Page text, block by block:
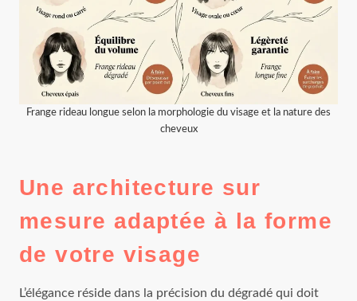
Frange rideau longue selon la morphologie du visage et la nature des
cheveux
Une architecture sur
mesure adaptée à la forme
de votre visage
L’élégance réside dans la précision du dégradé qui doit